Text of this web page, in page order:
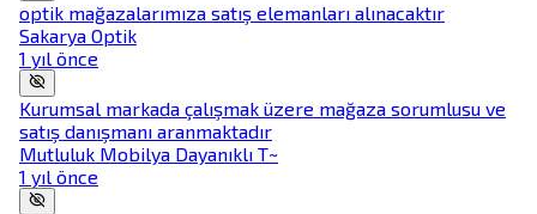
optik mağazalarımıza satış elemanları alınacaktır
Sakarya Optik
1 yıl önce
Kurumsal markada çalışmak üzere mağaza sorumlusu ve
satış danışmanı aranmaktadır
Mutluluk Mobilya Dayanıklı T~
1 yıl önce